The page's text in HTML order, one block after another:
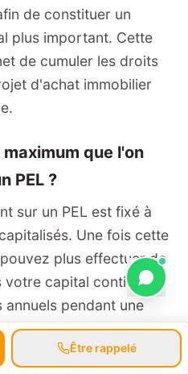
de constituer un
plus important. Cette
de cumuler les droits
d'achat immobilier
que l'on
PEL ?
sur un PEL est fixé à
Une fois cette
plus effectuer de
votre capital continue
pendant une
Pour maintenir le
initial de 225 € et des
Être rappelé